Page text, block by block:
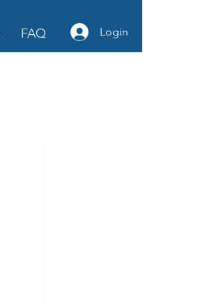
FAQ Login